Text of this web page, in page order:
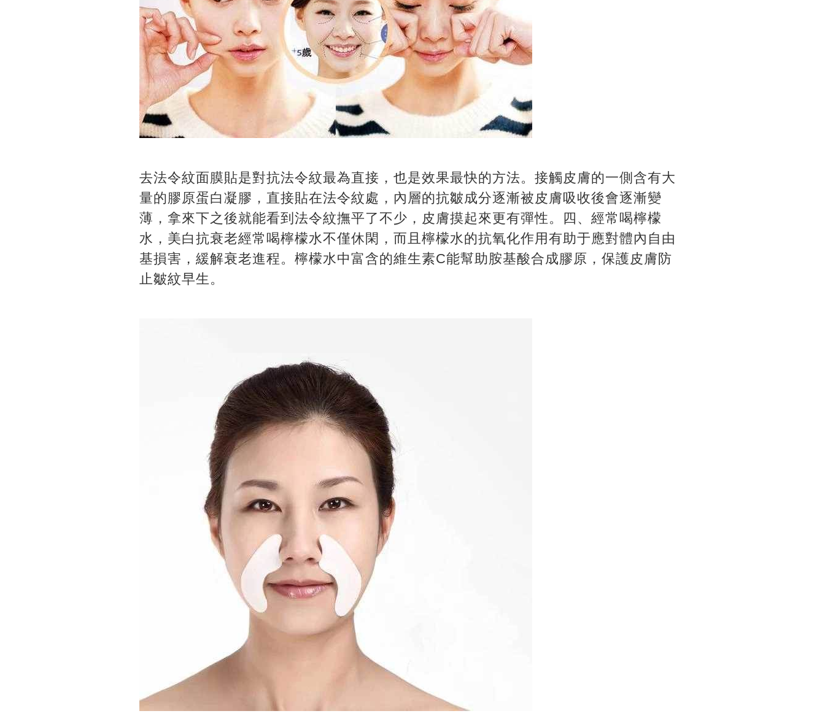
去法令紋面膜貼是對抗法令紋最為直接，也是效果最快的方法。接觸皮膚的一側含有大
量的膠原蛋白凝膠，直接貼在法令紋處，內層的抗皺成分逐漸被皮膚吸收後會逐漸變
薄，拿來下之後就能看到法令紋撫平了不少，皮膚摸起來更有彈性。四、經常喝檸檬
水，美白抗衰老經常喝檸檬水不僅休閑，而且檸檬水的抗氧化作用有助于應對體內自由
基損害，緩解衰老進程。檸檬水中富含的維生素C能幫助胺基酸合成膠原，保護皮膚防
止皺紋早生。